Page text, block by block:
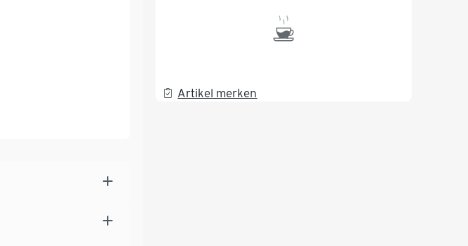
Artikel merken